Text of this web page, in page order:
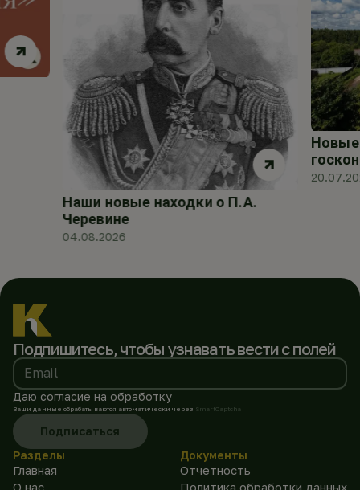
Наши новые находки о П.А.
Черевине
04.08.2026
Новые
Подпишитесь, чтобы узнавать вести с полей
Email
Даю согласие на обработку
Ваши данные обрабатываются автоматически через SmartCaptcha
Подписаться
Разделы
Главная
О нас
Документы
Отчетность
Политика обработки данных